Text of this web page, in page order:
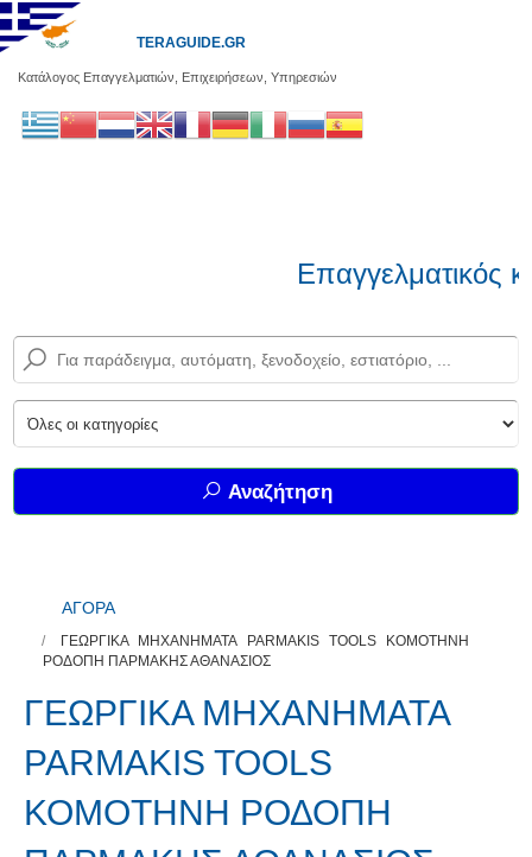
Κατάλογος Επαγγελματιών, Επιχειρήσεων, Υπηρεσιών
TERAGUIDE.GR
Επαγγελματικός
Αναζήτηση
ΑΓΟΡΑ
ΓΕΩΡΓΙΚΑ ΜΗΧΑΝΗΜΑΤΑ PARMAKIS TOOLS ΚΟΜΟΤΗΝΗ
ΡΟΔΟΠΗ ΠΑΡΜΑΚΗΣ ΑΘΑΝΑΣΙΟΣ
ΓΕΩΡΓΙΚΑ ΜΗΧΑΝΗΜΑΤΑ
PARMAKIS TOOLS
ΚΟΜΟΤΗΝΗ ΡΟΔΟΠΗ